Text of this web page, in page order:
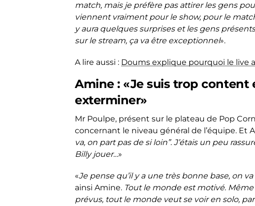
match, mais je préfère pas attirer les gens
viennent vraiment pour le show, pour le
y aura quelques surprises et les gens
sur le stream, ça va être exceptionnel».
A lire aussi : Doums explique pourquoi le live
Amine : «Je suis trop content
exterminer»
Mr Poulpe, présent sur le plateau de Pop
concernant le niveau général de l’équipe. Et
va, on part pas de si loin”. J’étais un peu
Billy jouer…»
«Je pense qu’il y a une très bonne base, on
ainsi Amine. Tout le monde est motivé.
prévus, tout le monde veut se voir en solo,